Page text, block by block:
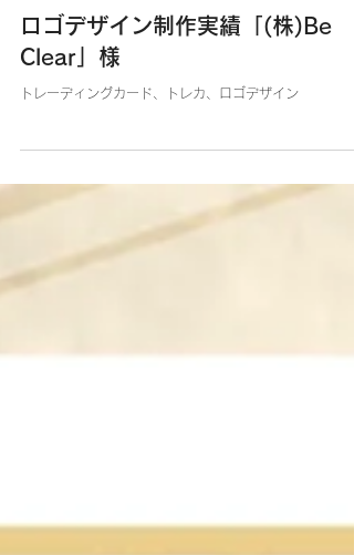
5月21日
ロゴデザイン制作実績「(株)Be
Clear」様